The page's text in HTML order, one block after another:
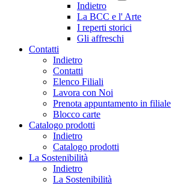
Indietro
La BCC e l' Arte
I reperti storici
Gli affreschi
Contatti
Indietro
Contatti
Elenco Filiali
Lavora con Noi
Prenota appuntamento in filiale
Blocco carte
Catalogo prodotti
Indietro
Catalogo prodotti
La Sostenibilità
Indietro
La Sostenibilità